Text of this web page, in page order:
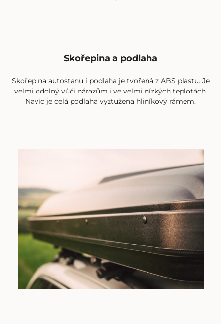
Skořepina a podlaha
Skořepina autostanu i podlaha je tvořená z ABS plastu. Je
velmi odolný vůči nárazům i ve velmi nízkých teplotách.
Navíc je celá podlaha vyztužena hliníkový rámem.